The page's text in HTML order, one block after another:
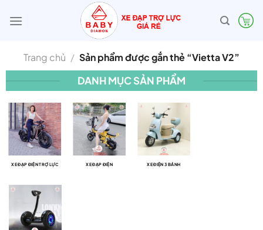
qua
Trang chủ / Sản phẩm được gắn thẻ “Vietta V2”
DANH MỤC SẢN PHẨM
XE ĐẠP ĐIỆN TRỢ LỰC XE ĐẠP ĐIỆN XE ĐIỆN 3 BÁNH